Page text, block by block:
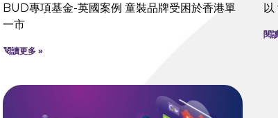
BUD專項基金-英國案例 童裝品牌受困於香港單
一市
閱讀更多 »
以
閱